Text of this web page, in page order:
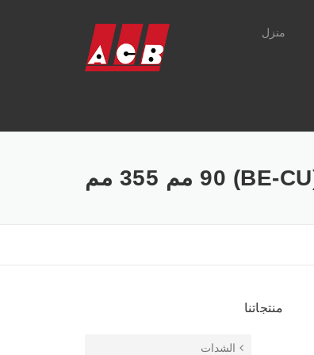
منزل
منتجاتنا
الشدات